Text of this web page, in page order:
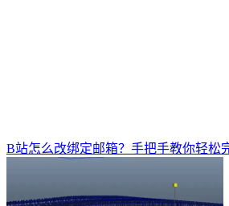
B站怎么改绑定邮箱？手把手教你轻松